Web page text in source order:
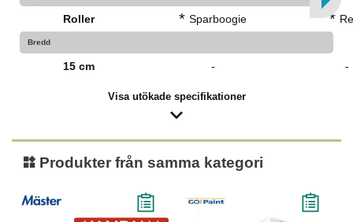
Roller * Sparboogie *
Bredd
15 cm - -
Visa utökade specifikationer
Produkter från samma kategori